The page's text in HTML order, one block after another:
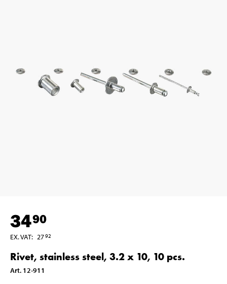
3490
EX. VAT: 2792
Rivet, stainless steel, 3.2 x 10, 10 pcs.
Art. 12-911